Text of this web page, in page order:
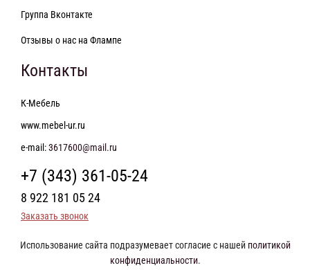
Группа Вконтакте
Отзывы о нас на Флампе
Контакты
К-Мебель
www.mebel-ur.ru
e-mail:3617600@mail.ru
+7 (343) 361-05-24
8 922 181 05 24
Заказать звонок
Использование сайта подразумевает согласие с нашей политикой
конфиденциальности.